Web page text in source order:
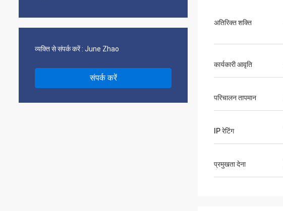
व्यक्ति से संपर्क करें : June Zhao
संपर्क करें
अतिरिक्त शक्ति
कार्यकारी आवृति
परिचालन तापमान
IP रेटिंग
प्रमुखता देना